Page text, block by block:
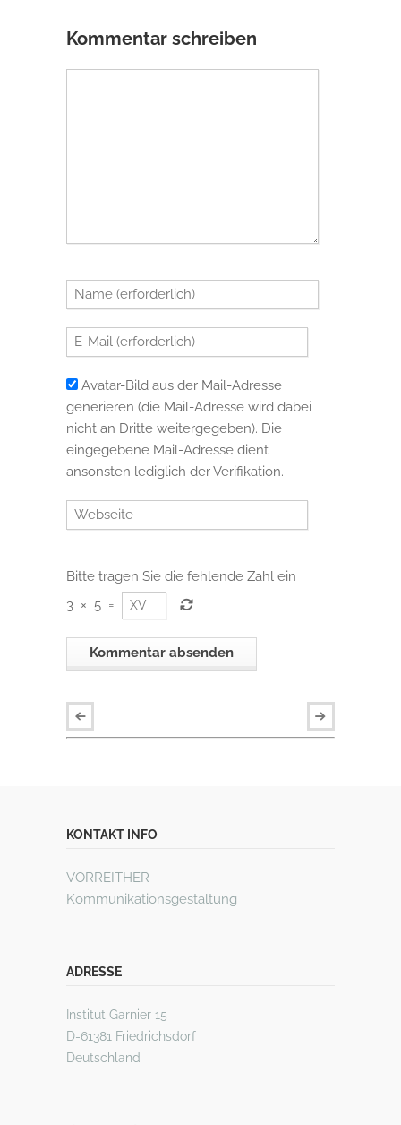
Kommentar schreiben
Avatar-Bild aus der Mail-Adresse
generieren (die Mail-Adresse wird dabei
nicht an Dritte weitergegeben). Die
eingegebene Mail-Adresse dient
ansonsten lediglich der Verifikation.
Bitte tragen Sie die fehlende Zahl ein
3 × 5 =
KONTAKT INFO
VORREITHER
Kommunikationsgestaltung
ADRESSE
Institut Garnier 15
D-61381 Friedrichsdorf
Deutschland